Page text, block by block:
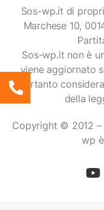
Sos-wp.it di
Marchese 10,
Sos-wp.it non è
viene aggiornato
pertanto
della
Copyright © 2012
wp